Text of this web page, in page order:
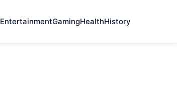
EntertainmentGamingHealthHistory